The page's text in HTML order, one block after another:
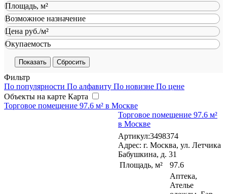
Площадь, м²
Возможное назначение
Цена руб./м²
Окупаемость
Сбросить
Фильтр
По популярности По алфавиту По новизне По цене
Объекты на карте Карта
Торговое помещение 97.6 м² в Москве
Торговое помещение 97.6 м²
в Москве
Артикул:3498374
Адрес: г. Москва, ул. Летчика
Бабушкина, д. 31
Площадь, м²
97.6
Аптека,
Ателье